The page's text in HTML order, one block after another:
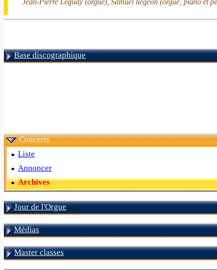
Jean-Pierre Leguay (orgue), Samuel liegeon (orgue, piano et
Base discographique
Concerts
Liste
Annoncer
Archives
Jour de l'Orgue
Médias
Master classes